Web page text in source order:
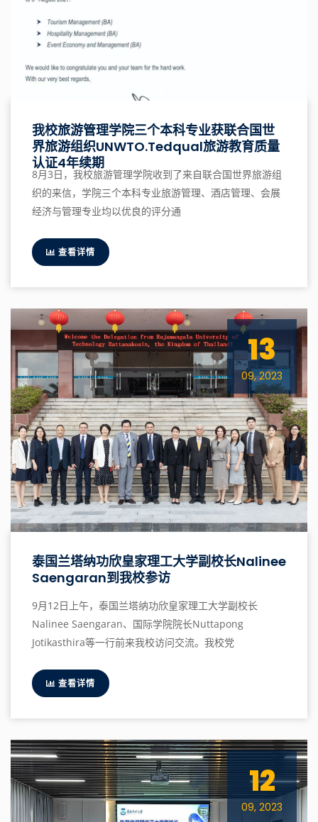
我校旅游管理学院三个本科专业获联合国世
界旅游组织UNWTO.Tedqual旅游教育质量
认证4年续期
8月3日，我校旅游管理学院收到了来自联合国世界旅游组
织的来信，学院三个本科专业旅游管理、酒店管理、会展
经济与管理专业均以优良的评分通
查看详情
13
09, 2023
泰国兰塔纳功欣皇家理工大学副校长Nalinee
Saengaran到我校参访
9月12日上午，泰国兰塔纳功欣皇家理工大学副校长
Nalinee Saengaran、国际学院院长Nuttapong
Jotikasthira等一行前来我校访问交流。我校党
查看详情
12
09, 2023